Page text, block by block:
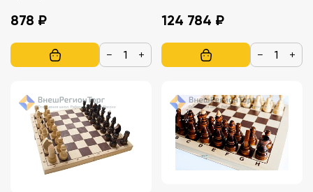
878 ₽
− +
124 784 ₽
− +